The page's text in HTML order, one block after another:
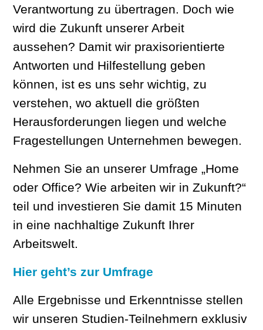
Verantwortung zu übertragen. Doch wie
wird die Zukunft unserer Arbeit
aussehen? Damit wir praxisorientierte
Antworten und Hilfestellung geben
können, ist es uns sehr wichtig, zu
verstehen, wo aktuell die größten
Herausforderungen liegen und welche
Fragestellungen Unternehmen bewegen.
Nehmen Sie an unserer Umfrage „Home
oder Office? Wie arbeiten wir in Zukunft?“
teil und investieren Sie damit 15 Minuten
in eine nachhaltige Zukunft Ihrer
Arbeitswelt.
Hier geht’s zur Umfrage
Alle Ergebnisse und Erkenntnisse stellen
wir unseren Studien-Teilnehmern exklusiv